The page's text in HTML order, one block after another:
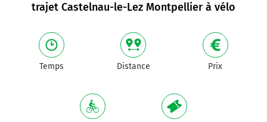
trajet Castelnau-le-Lez Montpellier à vélo
Temps Distance Prix